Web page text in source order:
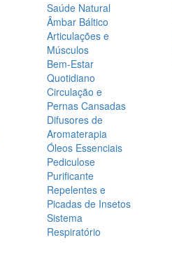
Saúde Natural
Âmbar Báltico
Articulações e
Músculos
Bem-Estar
Quotidiano
Circulação e
Pernas Cansadas
Difusores de
Aromaterapia
Óleos Essenciais
Pediculose
Purificante
Repelentes e
Picadas de Insetos
Sistema
Respiratório